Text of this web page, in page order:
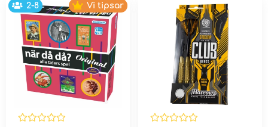
2-8 Vi tipsar